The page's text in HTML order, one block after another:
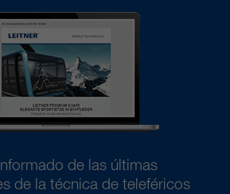
de las últimas
de la técnica de teleféricos